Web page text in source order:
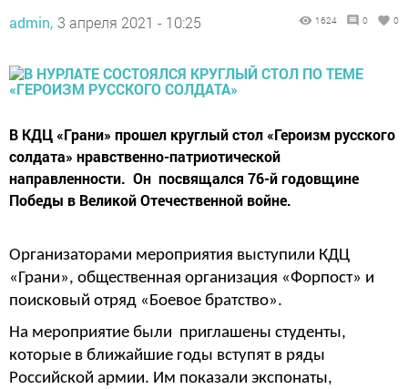
admin, 3 апреля 2021 - 10:25 1624 0 0
​​​​​​​В КДЦ «Грани» прошел круглый стол «Героизм русского
солдата» нравственно-патриотической
направленности. Он посвящался 76-й годовщине
Победы в Великой Отечественной войне.
Организаторами мероприятия выступили КДЦ
«Грани», общественная организация «Форпост» и
поисковый отряд «Боевое братство».
На мероприятие были приглашены студенты,
которые в ближайшие годы вступят в ряды
Российской армии. Им показали экспонаты,